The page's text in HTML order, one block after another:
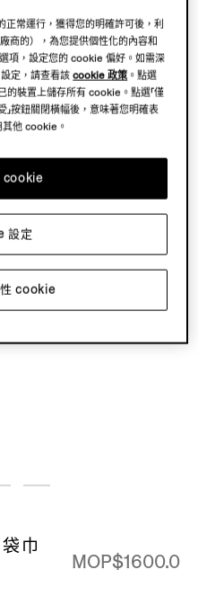
巾
MOP$1600.0
常運行，獲得您的明確許可後，利
商的），為您提供個性化的內容和
項，設定您的 cookie 偏好。如需深
定，請查看該cookie 政策。點選
的裝置上儲存所有 cookie。點選「僅
」按鈕關閉橫幅後，意味著您明確表
他 cookie。
cookie
cookie
設定